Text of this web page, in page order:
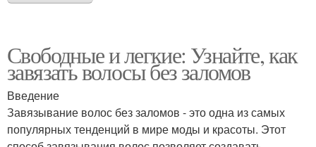
Свободные и легкие: Узнайте, как
завязать волосы без заломов
Введение
Завязывание волос без заломов - это одна из самых
популярных тенденций в мире моды и красоты. Этот